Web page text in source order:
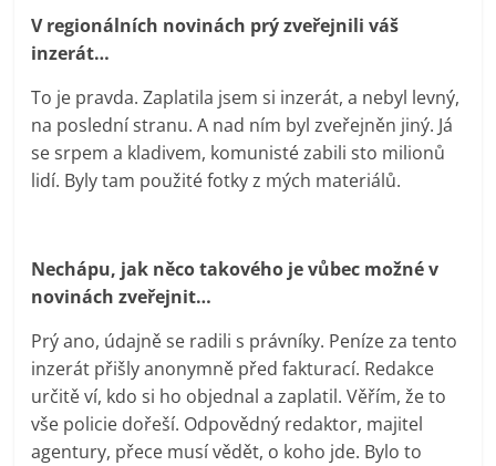
V regionálních novinách prý zveřejnili váš
inzerát…
To je pravda. Zaplatila jsem si inzerát, a nebyl levný,
na poslední stranu. A nad ním byl zveřejněn jiný. Já
se srpem a kladivem, komunisté zabili sto milionů
lidí. Byly tam použité fotky z mých materiálů.
Nechápu, jak něco takového je vůbec možné v
novinách zveřejnit…
Prý ano, údajně se radili s právníky. Peníze za tento
inzerát přišly anonymně před fakturací. Redakce
určitě ví, kdo si ho objednal a zaplatil. Věřím, že to
vše policie dořeší. Odpovědný redaktor, majitel
agentury, přece musí vědět, o koho jde. Bylo to